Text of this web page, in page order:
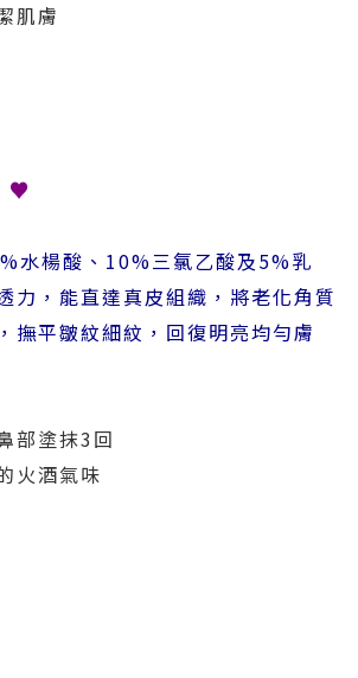
肌膚
♥
水楊酸、10%三氯乙酸及5%乳
力，能直達真皮組織，將老化角質
撫平皺紋細紋，回復明亮均勻膚
部塗抹3回
火酒氣味